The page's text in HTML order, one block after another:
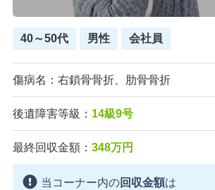
40～50代 男性 会社員
傷病名：右鎖骨骨折、肋骨骨折
後遺障害等級： 14級9号
最終回収金額： 348万円
当コーナー内の回収金額は